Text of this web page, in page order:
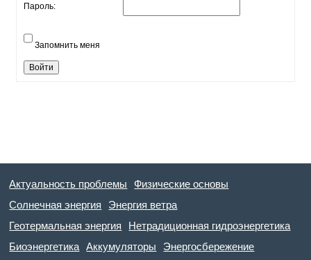
Пароль:
Запомнить меня
Войти
Актуальность проблемы
Физические основы
Солнечная энергия
Энергия ветра
Геотермальная энергия
Нетрадиционная гидроэнергетика
Биоэнергетика
Аккумуляторы Энергосбережение